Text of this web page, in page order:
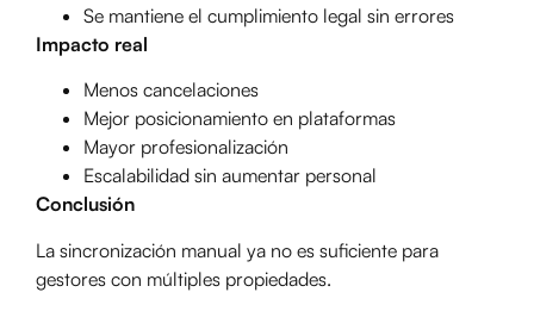
Se mantiene el cumplimiento legal sin errores
Impacto real
Menos cancelaciones
Mejor posicionamiento en plataformas
Mayor profesionalización
Escalabilidad sin aumentar personal
Conclusión
La sincronización manual ya no es suficiente para
gestores con múltiples propiedades.